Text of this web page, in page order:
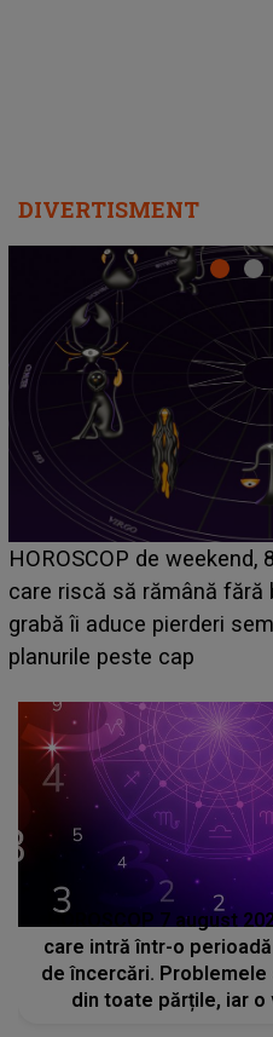
DIVERTISMENT
Emanuel a ținut ACEST
acum! În fața Alexandrei,
face o MĂRTURISIRE
sa: "I-am spus și ei în față,
HOROSCOP 7 august
care intră într-o
de încercări. Problemele
din toate părțile, iar o